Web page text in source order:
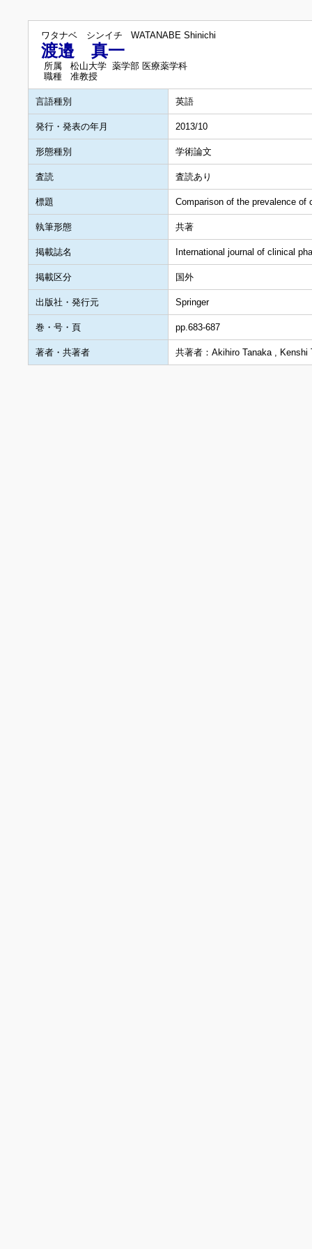
ワタナベ シンイチ WATANABE Shinichi
渡邉 真一
所属
松山大学 薬学部 医療薬学科
職種
准教授
言語種別 英語
発行・発表の年月 2013/10
形態種別 学術論文
査読 査読あり
標題 Comparison of the prevalence of
執筆形態 共著
掲載誌名 International journal of clinical
掲載区分 国外
出版社・発行元 Springer
巻・号・頁 pp.683-687
著者・共著者 共著者：Akihiro Tanaka ,